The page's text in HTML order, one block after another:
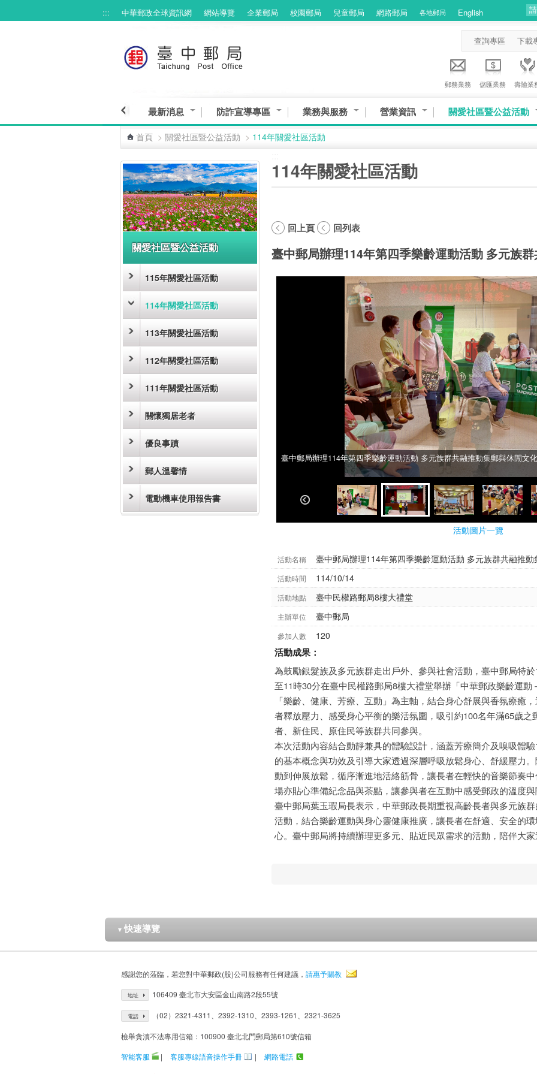
::: 中華郵政全球資訊網 網站導覽 企業郵局 校園郵局 兒童郵局 網路郵局 各地郵局 English
查詢專區 下載
郵務業務 儲匯業務 壽險業
最新消息 防詐宣導專區 業務與服務 營業資訊 關愛社區暨公益活動
首頁 > 關愛社區暨公益活動 > 114年關愛社區活動
關愛社區暨公益活動
115年關愛社區活動
114年關愛社區活動
113年關愛社區活動
112年關愛社區活動
111年關愛社區活動
關懷獨居老者
優良事蹟
郵人溫馨情
電動機車使用報告書
114年關愛社區活動
回上頁 回列表
臺中郵局辦理114年第四季樂齡運動活動 多元族
臺中郵局辦理114年第四季樂齡運動活動 多元族群共融推動集郵與休閒文化
臺中郵局辦理114年第四季樂齡運動活動 多元族群共融推動集郵與休閒文化
活動圖片一覽
活動名稱 臺中郵局辦理114年第四季樂齡運動活動 多元族群共融推
活動時間 114/10/14
活動地點 臺中民權路郵局8樓大禮堂
主辦單位 臺中郵局
參加人數 120
活動成果：
為鼓勵銀髮族及多元族群走出戶外、參與社會活動，臺中郵局特
至11時30分在臺中民權路郵局8樓大禮堂舉辦「中華郵政樂齡運
「樂齡、健康、芳療、互動」為主軸，結合身心舒展與香氛療癒
者釋放壓力、感受身心平衡的樂活氛圍，吸引約100名年滿65歲
者、新住民、原住民等族群共同參與。
本次活動內容結合動靜兼具的體驗設計，涵蓋芳療簡介及嗅吸體
的基本概念與功效及引導大家透過深層呼吸放鬆身心、舒緩壓力
動到伸展放鬆，循序漸進地活絡筋骨，讓長者在輕快的音樂節奏
場亦貼心準備紀念品與茶點，讓參與者在互動中感受郵政的溫度
臺中郵局葉玉瑕局長表示，中華郵政長期重視高齡長者與多元族
活動，結合樂齡運動與身心靈健康推廣，讓長者在舒適、安全的
心。臺中郵局將持續辦理更多元、貼近民眾需求的活動，陪伴大
▼ 快速導覽
感謝您的蒞臨，若您對中華郵政(股)公司服務有任何建議， 請惠予賜教
地址 106409 臺北市大安區金山南路2段55號
電話 （02）2321-4311、2392-1310、2393-1261、2321-3625
檢舉貪瀆不法專用信箱：100900 臺北北門郵局第610號信箱
智能客服
| 客服專線語音操作手冊 |
網路電話